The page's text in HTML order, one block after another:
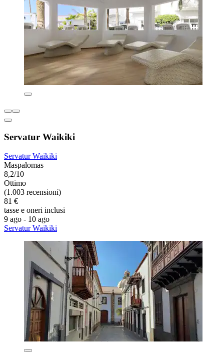
Servatur Waikiki
Servatur Waikiki
Maspalomas
8,2/10
Ottimo
(1.003 recensioni)
81 €
tasse e oneri inclusi
9 ago - 10 ago
Servatur Waikiki